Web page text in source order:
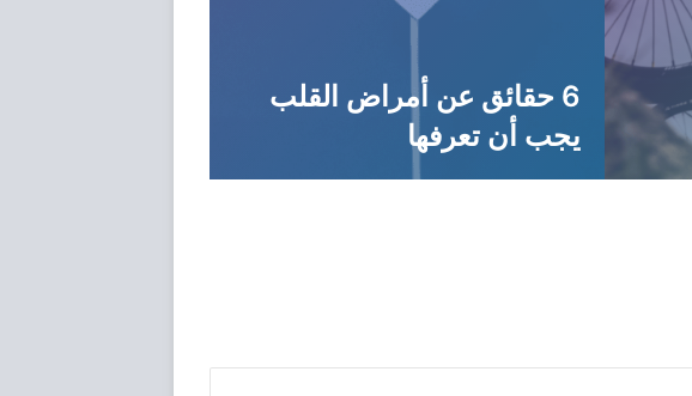
6 حقائق عن أمراض القلب
يجب أن تعرفها